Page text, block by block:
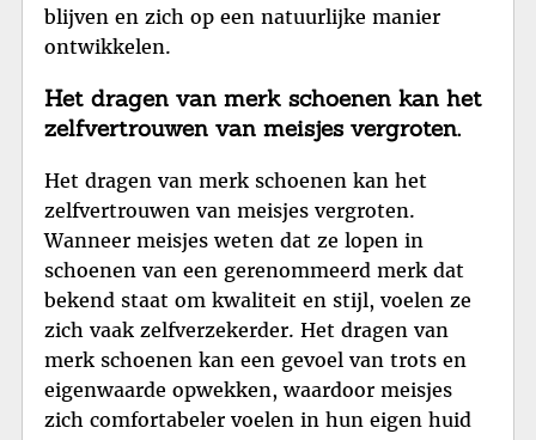
blijven en zich op een natuurlijke manier
ontwikkelen.
Het dragen van merk schoenen kan het
zelfvertrouwen van meisjes vergroten.
Het dragen van merk schoenen kan het
zelfvertrouwen van meisjes vergroten.
Wanneer meisjes weten dat ze lopen in
schoenen van een gerenommeerd merk dat
bekend staat om kwaliteit en stijl, voelen ze
zich vaak zelfverzekerder. Het dragen van
merk schoenen kan een gevoel van trots en
eigenwaarde opwekken, waardoor meisjes
zich comfortabeler voelen in hun eigen huid